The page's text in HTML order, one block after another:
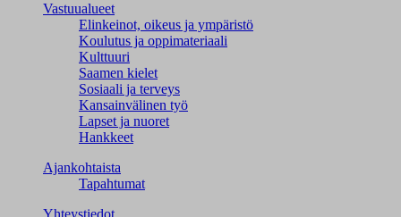
Vastuualueet
Elinkeinot, oikeus ja ympäristö
Koulutus ja oppimateriaali
Kulttuuri
Saamen kielet
Sosiaali ja terveys
Kansainvälinen työ
Lapset ja nuoret
Hankkeet
Ajankohtaista
Tapahtumat